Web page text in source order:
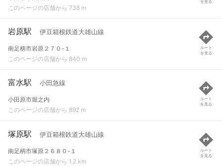
このページの店舗から 738 m
を見る
岩原駅 伊豆箱根鉄道大雄山線
南足柄市岩原２７０-１
このページの店舗から 840 m
ルート
を見る
富水駅 小田急線
小田原市堀之内
このページの店舗から 892 m
ルート
を見る
塚原駅 伊豆箱根鉄道大雄山線
南足柄市塚原２６８０-１
このページの店舗から 1.2 km
ルート
を見る